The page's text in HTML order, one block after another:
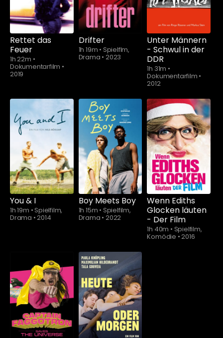
Rettet das
Feuer
1h 22m •
Dokumentarfilm •
2019
Drifter
1h 19m • Spielflm,
Drama • 2023
Unter Männern
- Schwul in der
DDR
1h 31m •
Dokumentarfilm •
2012
You & I
1h 19m • Spielfilm,
Drama •2014
Boy Meets Boy
1h 15m • Spielfilm,
Drama • 2022
Wenn Ediths
Glocken läuten
- Der Film
1h 40m • Spielfilm,
Komödie •2016
Schauen Sie
ab$5.90
Schauen Sie
ab$5.90